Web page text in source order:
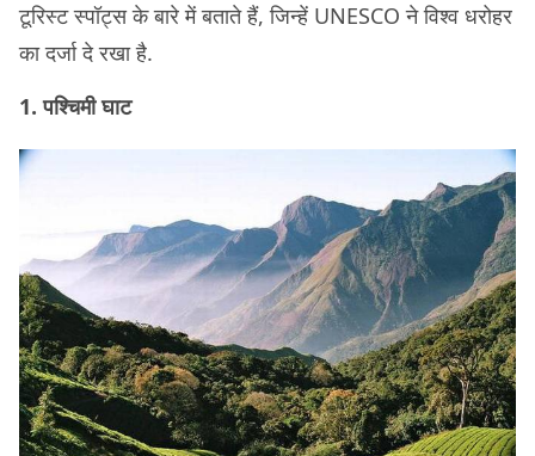
टूरिस्ट स्पॉट्स के बारे में बताते हैं, जिन्हें UNESCO ने विश्व धरोहर
का दर्जा दे रखा है.
1. पश्चिमी घाट